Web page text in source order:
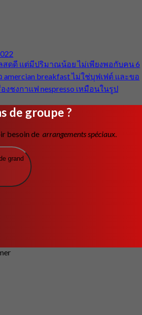
สดดี แต่มีปริมาณน้อย ไม่เพียงพอกับคน 6
amercian breakfast ไม่ใช่บุฟเฟต์ และขอ
งชงกาแฟ nespresso เหมือนในรูป
de groupe ?
besoin de arrangements spéciaux.
grand